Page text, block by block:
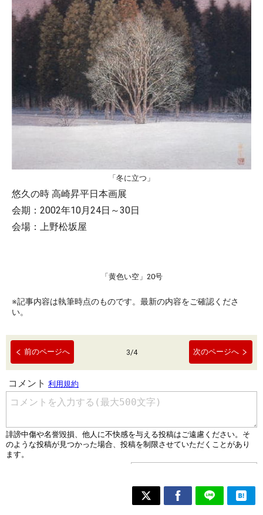
「冬に立つ」
悠久の時 高崎昇平日本画展
会期：2002年10月24日～30日
会場：上野松坂屋
「黄色い空」20号
※記事内容は執筆時点のものです。最新の内容をご確認くださ
い。
前のページへ 3/4 次のページへ